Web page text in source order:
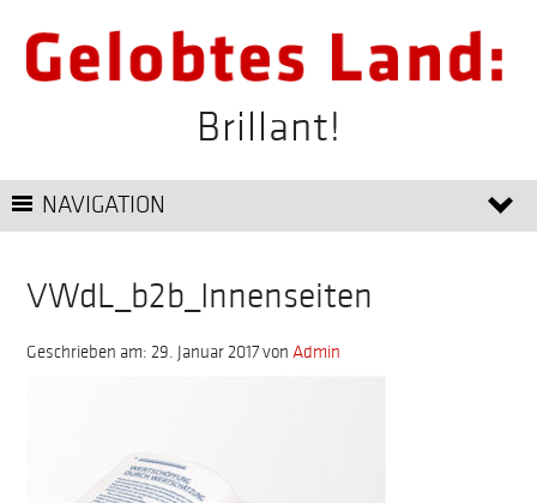
Brillant!
NAVIGATION
VWdL_b2b_Innenseiten
Geschrieben am: 29. Januar 2017 von Admin